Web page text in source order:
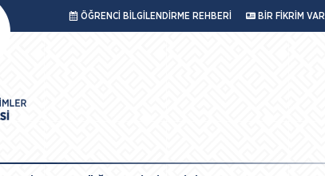
ÖĞRENCİ BİLGİLENDİRME REHBERİ BİR FİKRİM VAR